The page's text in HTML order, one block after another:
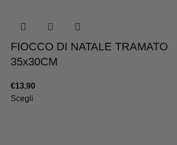
FIOCCO DI NATALE TRAMATO
35x30CM
€13,90
Scegli